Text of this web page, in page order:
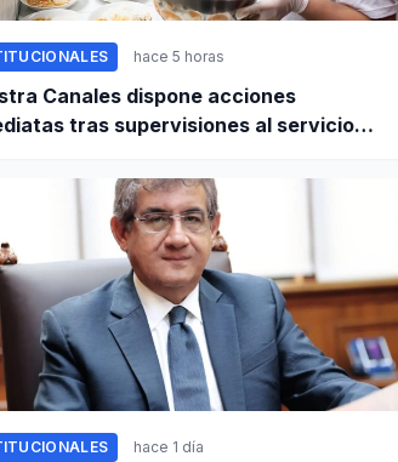
hace 5 horas
Canales dispone acciones
tras supervisiones al servicio
hace 1 día